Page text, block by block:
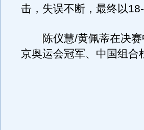
击，失误不断，最终以
陈仪慧/黄佩蒂在决赛
京奥运会冠军、中国组合